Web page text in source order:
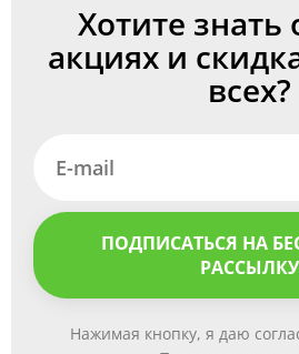
Хотите
акциях и
всех?
ПОДПИСАТЬСЯ НА
РАССЫЛКУ
Нажимая кнопку, я даю